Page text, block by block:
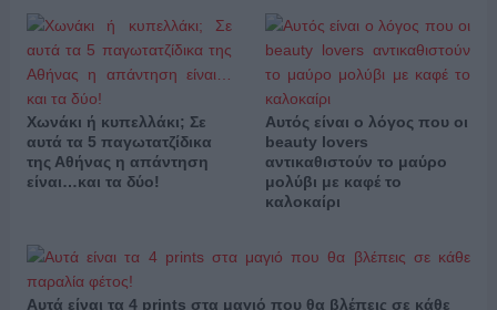
Χωνάκι ή κυπελλάκι; Σε
αυτά τα 5 παγωτατζίδικα
της Αθήνας η απάντηση
είναι…και τα δύο!
Αυτός είναι ο λόγος που οι
beauty lovers
αντικαθιστούν το μαύρο
μολύβι με καφέ το
καλοκαίρι
Αυτά είναι τα 4 prints στα μαγιό που θα βλέπεις σε κάθε